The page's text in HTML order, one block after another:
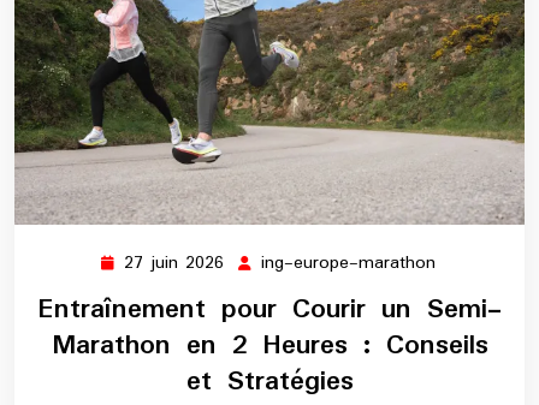
27 juin 2026 27
2026
ing-europe-marathon
europe-
marathon
Entraînement pour Courir un Semi-
Marathon en 2 Heures : Conseils
et Stratégies